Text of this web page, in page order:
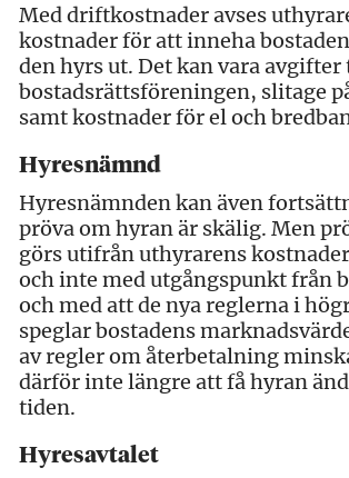
Med driftkostnader avses
kostnader för att inneha
den hyrs ut. Det kan vara
bostadsrättsföreningen, slitage
samt kostnader för el och
Hyresnämnd
Hyresnämnden kan även
pröva om hyran är skälig. Men
görs utifrån uthyrarens
och inte med utgångspunkt från
och med att de nya reglerna i
speglar bostadens
av regler om återbetalning
därför inte längre att få hyran
tiden.
Hyresavtalet